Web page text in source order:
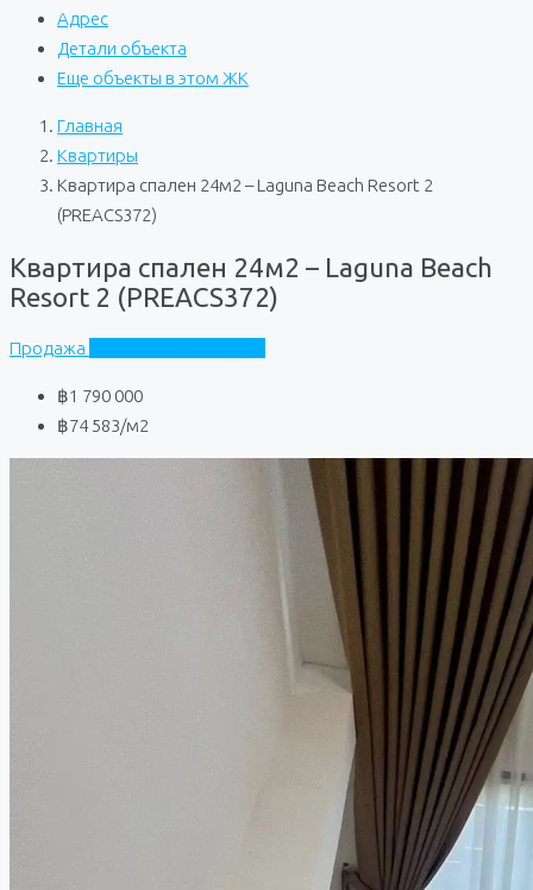
Адрес
Детали объекта
Еще объекты в этом ЖК
Главная
Квартиры
Квартира спален 24м2 – Laguna Beach Resort 2
(PREACS372)
Квартира спален 24м2 – Laguna Beach
Resort 2 (PREACS372)
Продажа
฿1 790 000
฿74 583/м2